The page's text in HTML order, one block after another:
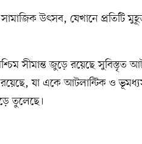
উৎসব, যেখানে প্রতিটি
সীমান্ত জুড়ে রয়েছে সুবিস্তৃত
রয়েছে, যা একে আটলান্টিক ও
তুলেছে।